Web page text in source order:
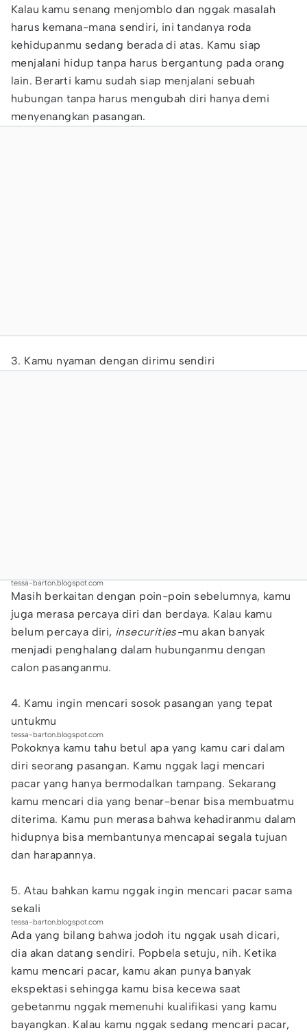
Kalau kamu senang menjomblo dan nggak masalah
harus kemana-mana sendiri, ini tandanya roda
kehidupanmu sedang berada di atas. Kamu siap
menjalani hidup tanpa harus bergantung pada orang
lain. Berarti kamu sudah siap menjalani sebuah
hubungan tanpa harus mengubah diri hanya demi
menyenangkan pasangan.
3. Kamu nyaman dengan dirimu sendiri
tessa-barton.blogspot.com
Masih berkaitan dengan poin-poin sebelumnya, kamu
juga merasa percaya diri dan berdaya. Kalau kamu
belum percaya diri, insecurities-mu akan banyak
menjadi penghalang dalam hubunganmu dengan
calon pasanganmu.
4. Kamu ingin mencari sosok pasangan yang tepat
untukmu
tessa-barton.blogspot.com
Pokoknya kamu tahu betul apa yang kamu cari dalam
diri seorang pasangan. Kamu nggak lagi mencari
pacar yang hanya bermodalkan tampang. Sekarang
kamu mencari dia yang benar-benar bisa membuatmu
diterima. Kamu pun merasa bahwa kehadiranmu dalam
hidupnya bisa membantunya mencapai segala tujuan
dan harapannya.
5. Atau bahkan kamu nggak ingin mencari pacar sama
sekali
tessa-barton.blogspot.com
Ada yang bilang bahwa jodoh itu nggak usah dicari,
dia akan datang sendiri. Popbela setuju, nih. Ketika
kamu mencari pacar, kamu akan punya banyak
ekspektasi sehingga kamu bisa kecewa saat
gebetanmu nggak memenuhi kualifikasi yang kamu
bayangkan. Kalau kamu nggak sedang mencari pacar,